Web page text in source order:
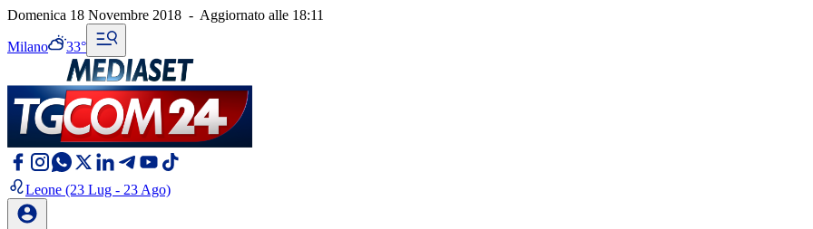
Domenica 18 Novembre 2018 - Aggiornato alle 18:11
Milano 33°
Leone (23 Lug - 23 Ago)